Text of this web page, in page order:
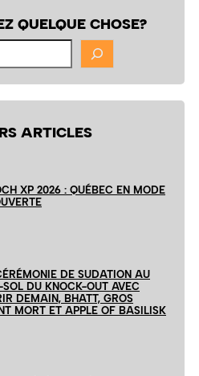
QUELQUE CHOSE?
ARTICLES
XP 2026 : QUÉBEC EN MODE
DE SUDATION AU
SOL DU KNOCK-OUT AVEC
DEMAIN, BHATT, GROS
MORT ET APPLE OF BASILISK